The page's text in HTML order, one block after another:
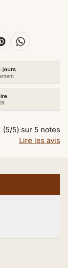
jours
(5/5) sur 5 notes
Lire les avis